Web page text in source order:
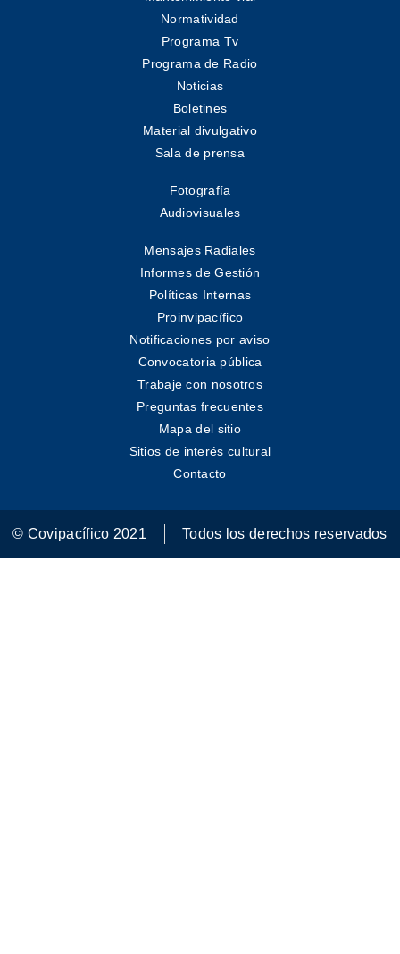
Normatividad
Programa Tv
Programa de Radio
Noticias
Boletines
Material divulgativo
Sala de prensa
Fotografía
Audiovisuales
Mensajes Radiales
Informes de Gestión
Políticas Internas
Proinvipacífico
Notificaciones por aviso
Convocatoria pública
Trabaje con nosotros
Preguntas frecuentes
Mapa del sitio
Sitios de interés cultural
Contacto
© Covipacífico 2021 Todos los derechos reservados